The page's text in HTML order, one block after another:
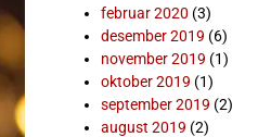
februar 2020 (3)
desember 2019 (6)
november 2019 (1)
oktober 2019 (1)
september 2019 (2)
august 2019 (2)